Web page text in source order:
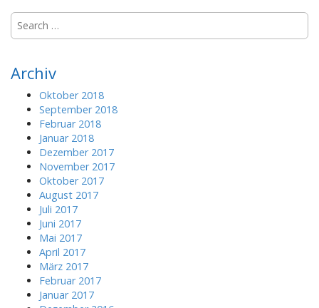
S
c
Archiv
Oktober 2018
September 2018
Februar 2018
Januar 2018
Dezember 2017
November 2017
Oktober 2017
August 2017
Juli 2017
Juni 2017
Mai 2017
April 2017
März 2017
Februar 2017
Januar 2017